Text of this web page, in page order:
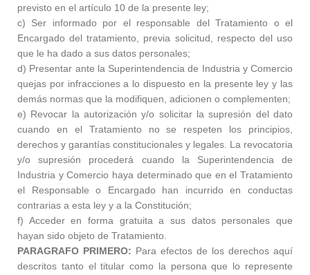
previsto en el artículo 10 de la presente ley;
c) Ser informado por el responsable del Tratamiento o el
Encargado del tratamiento, previa solicitud, respecto del uso
que le ha dado a sus datos personales;
d) Presentar ante la Superintendencia de Industria y Comercio
quejas por infracciones a lo dispuesto en la presente ley y las
demás normas que la modifiquen, adicionen o complementen;
e) Revocar la autorización y/o solicitar la supresión del dato
cuando en el Tratamiento no se respeten los principios,
derechos y garantías constitucionales y legales. La revocatoria
y/o supresión procederá cuando la Superintendencia de
Industria y Comercio haya determinado que en el Tratamiento
el Responsable o Encargado han incurrido en conductas
contrarias a esta ley y a la Constitución;
f) Acceder en forma gratuita a sus datos personales que
hayan sido objeto de Tratamiento.
PARAGRAFO PRIMERO: Para efectos de los derechos aquí
descritos tanto el titular como la persona que lo represente